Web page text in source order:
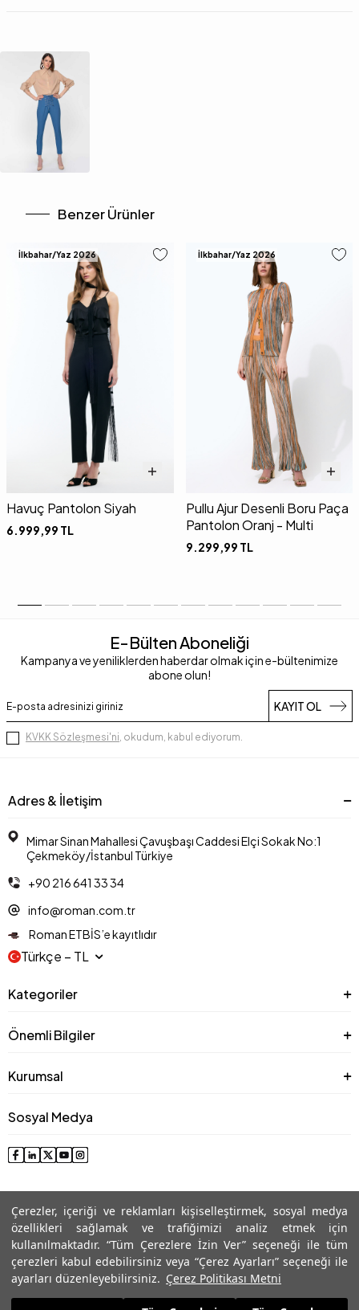
Çerezler, içeriği ve reklamları kişiselleştirmek, sosyal medya
özellikleri sağlamak ve trafiğimizi analiz etmek için
kullanılmaktadır. “Tüm Çerezlere İzin Ver” seçeneği ile tüm
çerezleri kabul edebilirsiniz veya “Çerez Ayarları” seçeneği ile
ayarları düzenleyebilirsiniz. Çerez Politikası Metni
Benzer Ürünler
İlkbahar/Yaz 2026
Havuç Pantolon Siyah
6.999,99 TL
İlkbahar/Yaz 2026
Pullu Ajur Desenli Boru Paça
Pantolon Oranj - Multi
9.299,99 TL
E-Bülten Aboneliği
Kampanya ve yeniliklerden haberdar olmak için e-bültenimize
abone olun!
KAYIT OL
KVKK Sözleşmesi'ni, okudum, kabul ediyorum.
Adres & İletişim
Mimar Sinan Mahallesi Çavuşbaşı Caddesi Elçi Sokak No:1
Çekmeköy/İstanbul Türkiye
+90 216 641 33 34
info@roman.com.tr
Roman ETBİS’e kayıtlıdır
Türkçe − TL
Kategoriler
Önemli Bilgiler
Kurumsal
Sosyal Medya
© 2025 Roman® Tüm Hakları Saklıdır, İzinsiz kullanılamaz